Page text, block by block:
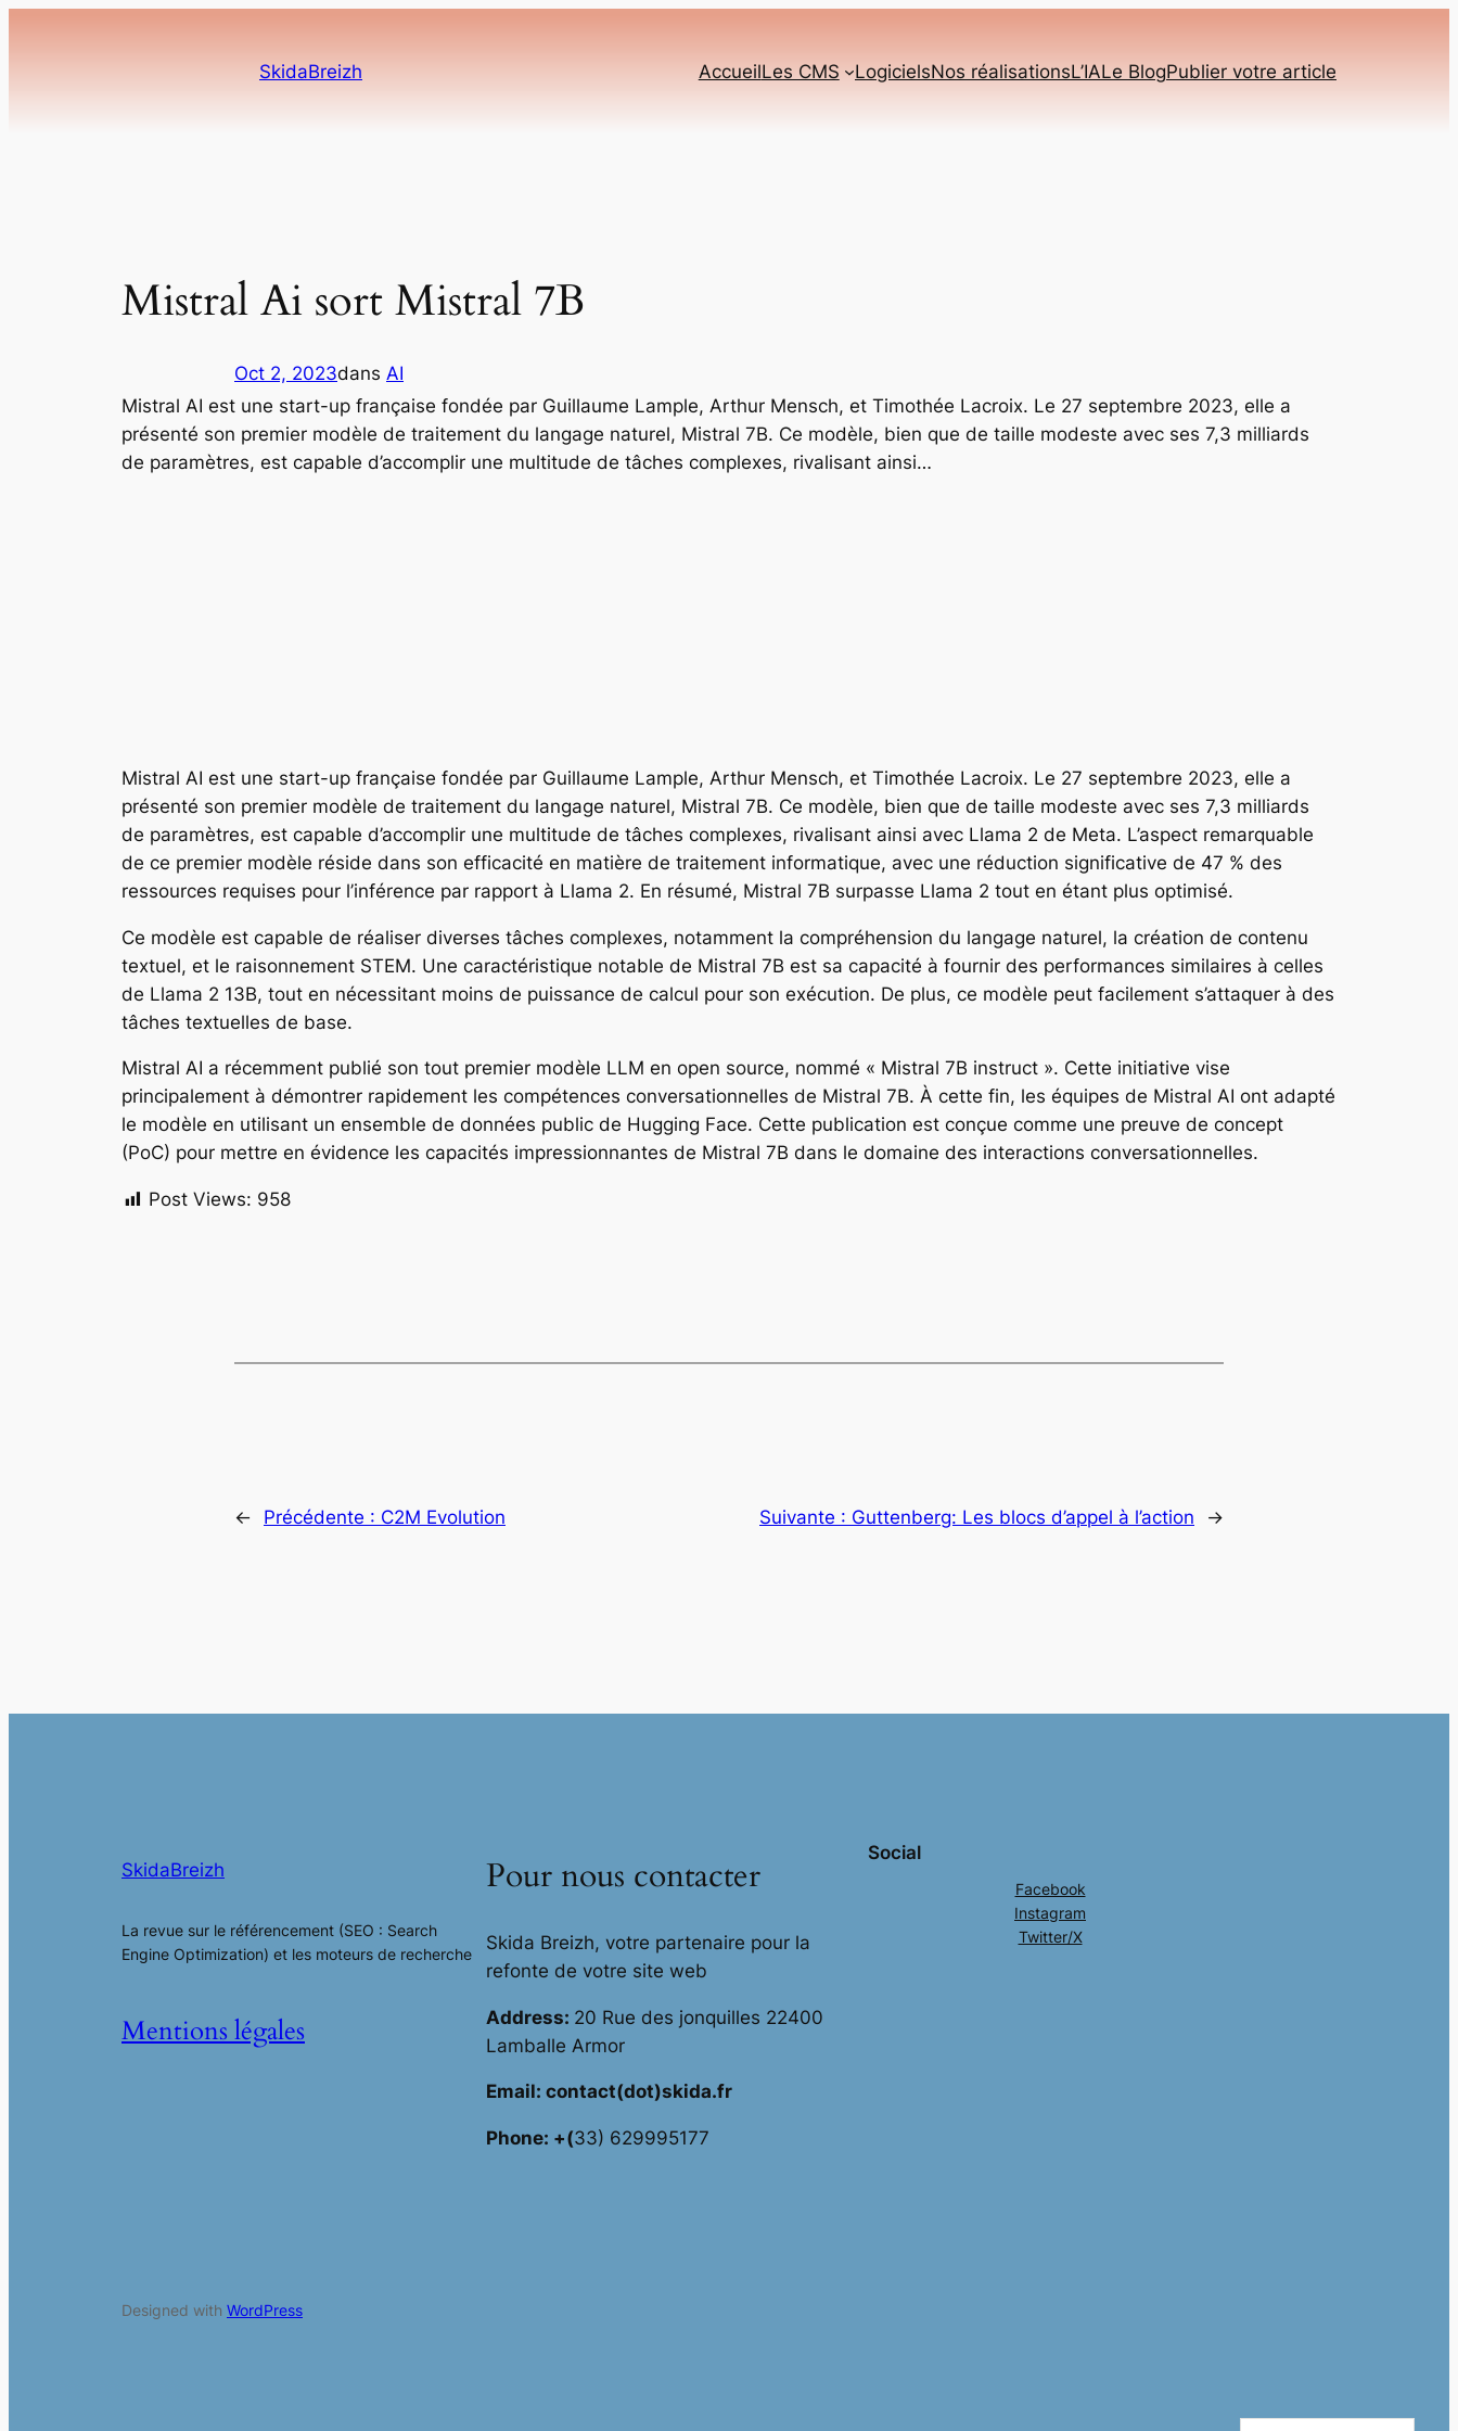
SkidaBreizh AccueilLes CMS LogicielsNos réalisationsL’IALe BlogPublier votre article
Mistral Ai sort Mistral 7B
Oct 2, 2023dans AI
Mistral AI est une start-up française fondée par Guillaume Lample, Arthur Mensch, et Timothée Lacroix. Le 27 septembre 2023, elle a
présenté son premier modèle de traitement du langage naturel, Mistral 7B. Ce modèle, bien que de taille modeste avec ses 7,3 milliards
de paramètres, est capable d’accomplir une multitude de tâches complexes, rivalisant ainsi…
Mistral AI est une start-up française fondée par Guillaume Lample, Arthur Mensch, et Timothée Lacroix. Le 27 septembre 2023, elle a
présenté son premier modèle de traitement du langage naturel, Mistral 7B. Ce modèle, bien que de taille modeste avec ses 7,3 milliards
de paramètres, est capable d’accomplir une multitude de tâches complexes, rivalisant ainsi avec Llama 2 de Meta. L’aspect remarquable
de ce premier modèle réside dans son efficacité en matière de traitement informatique, avec une réduction significative de 47 % des
ressources requises pour l’inférence par rapport à Llama 2. En résumé, Mistral 7B surpasse Llama 2 tout en étant plus optimisé.
Ce modèle est capable de réaliser diverses tâches complexes, notamment la compréhension du langage naturel, la création de contenu
textuel, et le raisonnement STEM. Une caractéristique notable de Mistral 7B est sa capacité à fournir des performances similaires à celles
de Llama 2 13B, tout en nécessitant moins de puissance de calcul pour son exécution. De plus, ce modèle peut facilement s’attaquer à des
tâches textuelles de base.
Mistral AI a récemment publié son tout premier modèle LLM en open source, nommé « Mistral 7B instruct ». Cette initiative vise
principalement à démontrer rapidement les compétences conversationnelles de Mistral 7B. À cette fin, les équipes de Mistral AI ont adapté
le modèle en utilisant un ensemble de données public de Hugging Face. Cette publication est conçue comme une preuve de concept
(PoC) pour mettre en évidence les capacités impressionnantes de Mistral 7B dans le domaine des interactions conversationnelles.
Post Views: 958
← Précédente : C2M Evolution Suivante : Guttenberg: Les blocs d’appel à l’action →
SkidaBreizh
La revue sur le référencement (SEO : Search
Engine Optimization) et les moteurs de recherche
Mentions légales
Pour nous contacter
Skida Breizh, votre partenaire pour la
refonte de votre site web
Address: 20 Rue des jonquilles 22400
Lamballe Armor
Email: contact(dot)skida.fr
Phone: +(33) 629995177
Social
Facebook
Instagram
Twitter/X
Designed with WordPress